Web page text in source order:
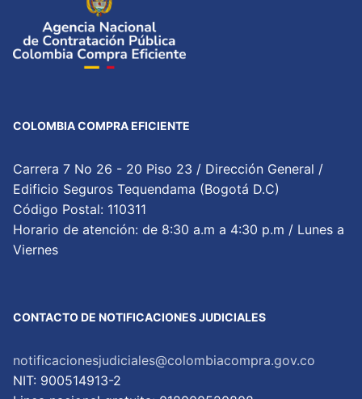
COLOMBIA COMPRA EFICIENTE
Carrera 7 No 26 - 20 Piso 23 / Dirección General /
Edificio Seguros Tequendama (Bogotá D.C)
Código Postal: 110311
Horario de atención: de 8:30 a.m a 4:30 p.m / Lunes a
Viernes
CONTACTO DE NOTIFICACIONES JUDICIALES
notificacionesjudiciales@colombiacompra.gov.co
NIT: 900514913-2